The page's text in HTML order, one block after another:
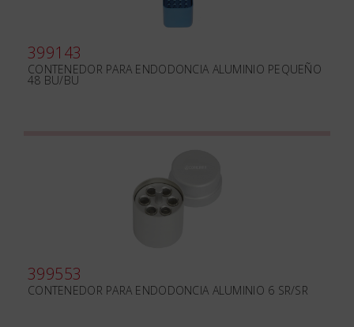
399143
CONTENEDOR PARA ENDODONCIA ALUMINIO PEQUEÑO
48 BU/BU
399553
CONTENEDOR PARA ENDODONCIA ALUMINIO 6 SR/SR